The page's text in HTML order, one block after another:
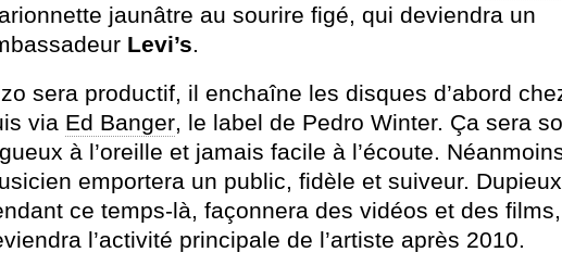
jaunâtre au sourire figé, qui deviendra un
Levi’s.
sera productif, il enchaîne les disques d’abord
via Ed Banger, le label de Pedro Winter. Ça sera
à l’oreille et jamais facile à l’écoute.
emportera un public, fidèle et suiveur.
ce temps-là, façonnera des vidéos et des
l’activité principale de l’artiste après 2010.